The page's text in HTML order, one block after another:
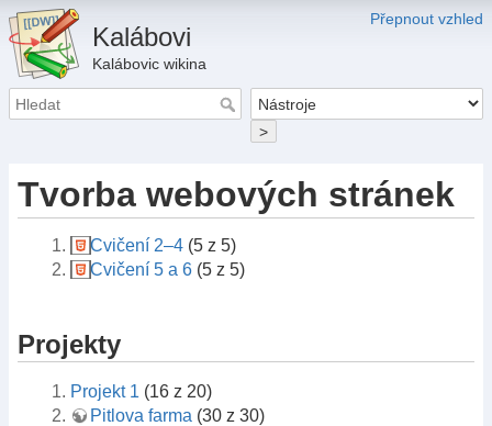
Přepnout vzhled
Kalábovi
Kalábovic wikina
>
Tvorba webových stránek
Cvičení 2–4 (5 z 5)
Cvičení 5 a 6 (5 z 5)
Projekty
Projekt 1 (16 z 20)
Pitlova farma (30 z 30)